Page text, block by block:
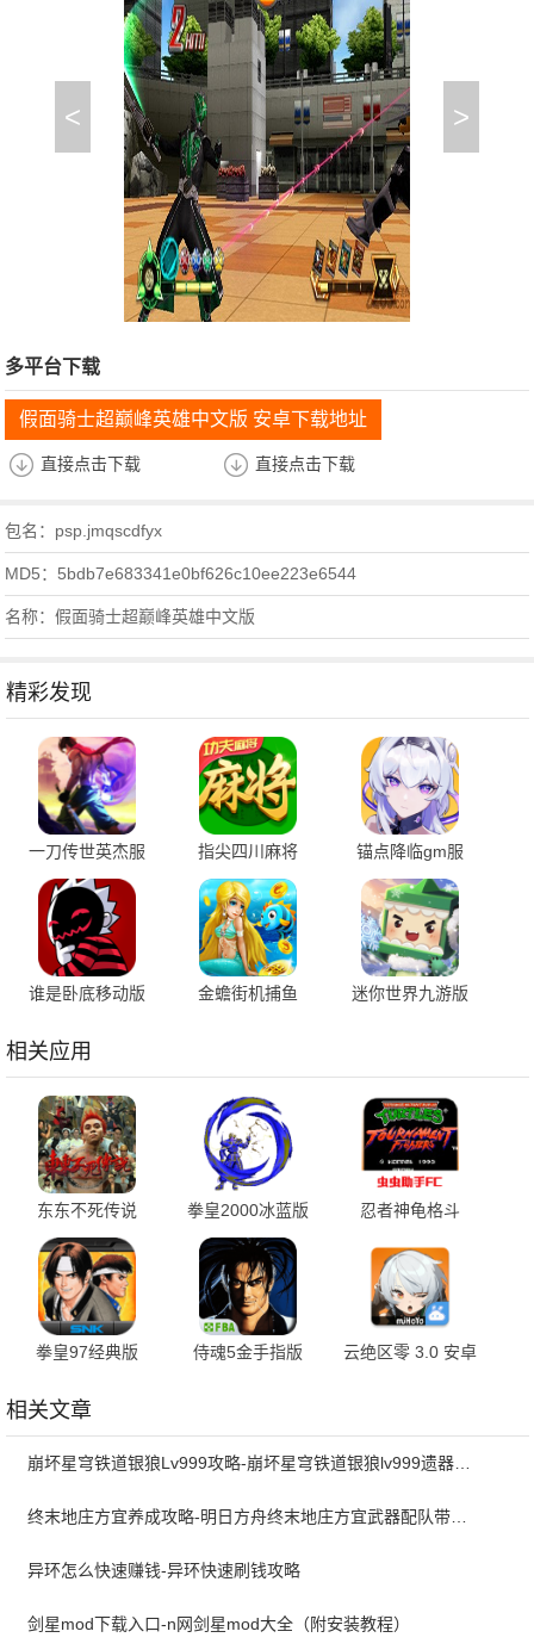
< >
多平台下载
假面骑士超巅峰英雄中文版 安卓下载地址
直接点击下载 直接点击下载
包名：psp.jmqscdfyx
MD5：5bdb7e683341e0bf626c10ee223e6544
名称：假面骑士超巅峰英雄中文版
精彩发现
一刀传世英杰服
101.3.0 最新版
指尖四川麻将
7.10.589 安卓版
锚点降临gm服
2.0.5 安卓版
谁是卧底移动版
金蟾街机捕鱼
迷你世界九游版
相关应用
东东不死传说
3.5.0 官方版
拳皇2000冰蓝版
1.74 安卓版
忍者神龟格斗
文版
拳皇97经典版
侍魂5金手指版
云绝区零 3.0 安卓
相关文章
崩坏星穹铁道银狼Lv999攻略-崩坏星穹铁道银狼lv999遗器词条带什么
终末地庄方宜养成攻略-明日方舟终末地庄方宜武器配队带什么
异环怎么快速赚钱-异环快速刷钱攻略
剑星mod下载入口-n网剑星mod大全（附安装教程）